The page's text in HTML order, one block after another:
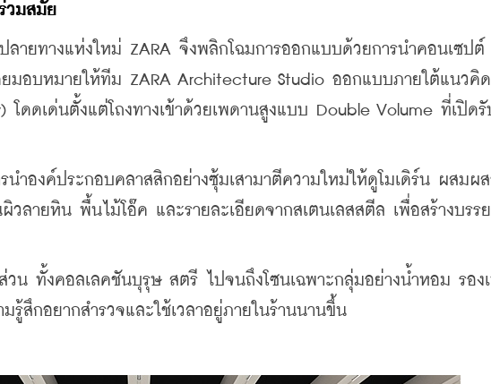
วมสมัย
ยทางแห่งใหม่ ZARA จึงพลิกโฉมการออกแบบด้วยการนำคอนเซปต์
มอบหมายให้ทีม ZARA Architecture Studio ออกแบบภายใต้แนวคิ
ดดเด่นตั้งแต่โถงทางเข้าด้วยเพดานสูงแบบ Double Volume ที่เปิดรั
องค์ประกอบคลาสสิกอย่างซุ้มเสามาตีความใหม่ให้ดูโมเดิร์น ผสมผ
วลายหิน พื้นไม้โอ๊ค และรายละเอียดจากสเตนเลสสตีล เพื่อสร้างบรร
ทั้งคอลเลคชันบุรุษ สตรี ไปจนถึงโซนเฉพาะกลุ่มอย่างน้ำหอม รอง
รู้สึกอยากสำรวจและใช้เวลาอยู่ภายในร้านนานขึ้น